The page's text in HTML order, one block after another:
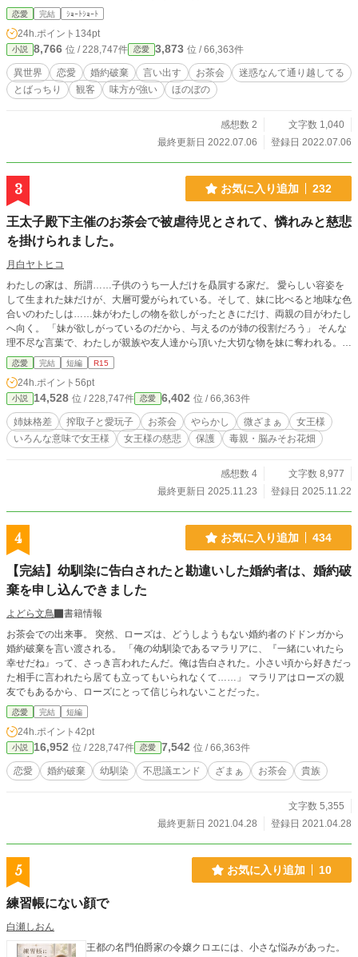
恋愛 完結 ｼｮｰﾄｼｮｰﾄ
24h.ポイント 134pt
小説 8,766 位 / 228,747件 恋愛 3,873 位 / 66,363件
異世界 恋愛 婚約破棄 言い出す お茶会
迷惑なんて通り越してる
とばっちり
観客 味方が強い ほのぼの
感想数 2
文字数 1,040
最終更新日 2022.07.06
登録日 2022.07.06
3 お気に入り追加 232
王太子殿下主催のお茶会で被虐待児とされて、憐れみと慈悲
を掛けられました。
月白ヤトヒコ
わたしの家は、所謂……子供のうち一人だけを贔屓する家だ。 愛らしい容姿を
して生まれた妹だけが、大層可愛がられている。そして、妹に比べると地味な色
合いのわたしは……妹がわたしの物を欲しがったときにだけ、両親の目がわたし
へ向く。 「妹が欲しがっているのだから、与えるのが姉の役割だろう」 そんな
理不尽な言葉で、わたしが親族や友人達から頂いた大切な物を妹に奪われる。見
付からないように隠していた物まで、部屋を漁られて奪われた。 「お姉様った
ら、こんないい物をあたしに隠すなんてヒドいわ！」 まるで泥棒の所業だ。や
めるように注意しても、「お姉様がいじめるの！」と、妹は両親に訴える。 妹
に甘い両親は、わたしの方を叱る。 わたしは、頭の悪い両親に期待することを
やめた。妹に物を持って行かれることを止めるのもやめた。 ただ、他人に迷惑
を掛けることだけは、なんとしても阻止しようと親族一同に妹と両親の言動に注
意を促すようにした。 それが功を奏したのか、うちは社交の場に呼ばれること
かれると大々的に発表された。なにを勘違いしたのか、「うちの娘が王太子殿下
に見染められるまたとない機会だ！」とか脳みそお花畑の両親が抜かして、王太
げた。 設定はふわっと。
恋愛 完結 短編 R15
24h.ポイント 56pt
小説 14,528 位 / 228,747件 恋愛 6,402 位 / 66,363件
姉妹格差 搾取子と愛玩子 お茶会 やらかし 微ざまぁ
女王様
いろんな意味で女王様
女王様の慈悲 保護 毒親・脳みそお花畑
感想数 4
文字数 8,977
最終更新日 2025.11.23
登録日 2025.11.22
4 お気に入り追加 434
【完結】幼馴染に告白されたと勘違いした婚約者は、婚約破
棄を申し込んできました
よどら文鳥
書籍情報
お茶会での出来事。 突然、ローズは、どうしようもない婚約者のドドンガから
婚約破棄を言い渡される。 「俺の幼馴染であるマラリアに、『一緒にいれたら
幸せだね』って、さっき言われたんだ。俺は告白された。小さい頃から好きだっ
た相手に言われたら居ても立ってもいられなくて……」 マラリアはローズの親
友でもあるから、ローズにとって信じられないことだった。
恋愛 完結 短編
24h.ポイント 42pt
小説 16,952 位 / 228,747件 恋愛 7,542 位 / 66,363件
恋愛 婚約破棄 幼馴染 不思議エンド ざまぁ お茶会 貴族
文字数 5,355
最終更新日 2021.04.28
登録日 2021.04.28
5 お気に入り追加 10
練習帳にない顔で
白瀬しおん
王都の名門伯爵家の令嬢クロエには、小さな悩みがあった。